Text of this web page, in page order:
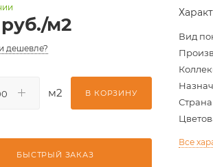
руб./м2
дешевле?
м2 В КОРЗИНУ
БЫСТРЫЙ ЗАКАЗ
Вид
Все